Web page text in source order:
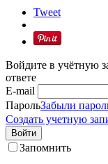
Tweet
Войдите в учётную
ответе
E-mail
ПарольЗабыли
Создать учетную
Войти
Запомнить